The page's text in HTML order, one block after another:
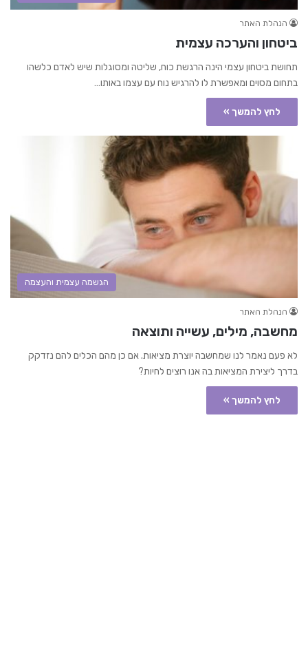
הנהלת האתר
ביטחון והערכה עצמית
תחושת ביטחון עצמי הינה הרגשת כוח, שליטה ומסוגלות שיש לאדם כלשהו
בתחום מסוים ומאפשרת לו להרגיש נוח עם עצמו באותו…
לחץ להמשך »
הגשמה עצמית והעצמה
הנהלת האתר
מחשבה, מילים, עשייה ותוצאה
לא פעם נאמר לנו שמחשבה יוצרת מציאות. אם כן מהם הכלים להם נזדקק
בדרך ליצירת המציאות בה אנו רוצים לחיות?
לחץ להמשך »